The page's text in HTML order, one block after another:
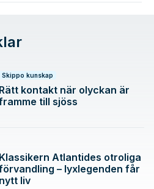
Skippo kunskap
Rätt kontakt när olyckan är
till sjöss
Klassikern Atlantides otroliga
– lyxlegenden får
nytt liv